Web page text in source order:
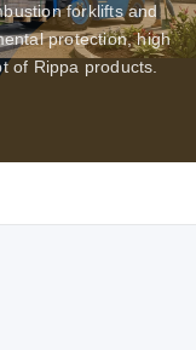
forklifts and
protection, high
of Rippa products.